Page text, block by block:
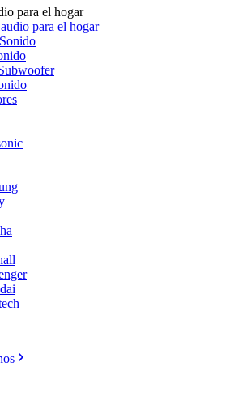
para el hogar
para el hogar